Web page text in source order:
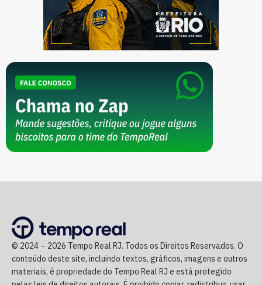
© 2024 – 2026 Tempo Real RJ. Todos os Direitos Reservados. O
conteúdo deste site, incluindo textos, gráficos, imagens e outros
materiais, é propriedade do Tempo Real RJ e está protegido